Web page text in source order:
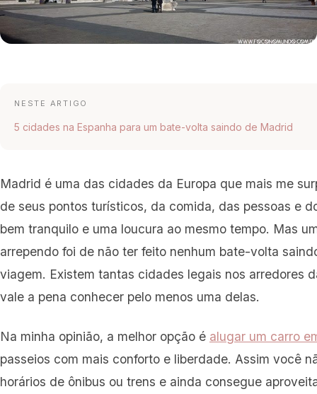
NESTE ARTIGO
5 cidades na Espanha para um bate-volta saindo de Madrid
Madrid é uma das cidades da Europa que mais me
de seus pontos turísticos, da comida, das pessoas e
bem tranquilo e uma loucura ao mesmo tempo. Mas
arrependo foi de não ter feito nenhum bate-volta
viagem. Existem tantas cidades legais nos arredores
vale a pena conhecer pelo menos uma delas.
Na minha opinião, a melhor opção é alugar um carro
passeios com mais conforto e liberdade. Assim você
horários de ônibus ou trens e ainda consegue